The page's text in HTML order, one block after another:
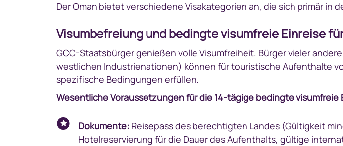
Der Oman bietet verschiedene Visakategorien an, die sich primär in
Visumbefreiung und bedingte visumfreie Einreise
GCC-Staatsbürger genießen volle Visumfreiheit. Bürger vieler
westlichen Industrienationen) können für touristische Aufenthalte
spezifische Bedingungen erfüllen.
Wesentliche Voraussetzungen für die 14-tägige bedingte visumfreie
Dokumente: Reisepass des berechtigten Landes (Gültigkeit
Hotelreservierung für die Dauer des Aufenthalts, gültige